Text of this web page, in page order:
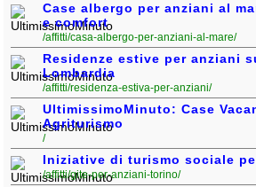
Case albergo per anziani al
e comfort
/affitti/casa-albergo-per-anziani-al-mare/
Residenze estive per anziani
Lombardia
/affitti/residenza-estiva-per-anziani/
UltimissimoMinuto: Case
Agriturismo
/
Iniziative di turismo sociale
/affitti/gite-per-anziani-torino/